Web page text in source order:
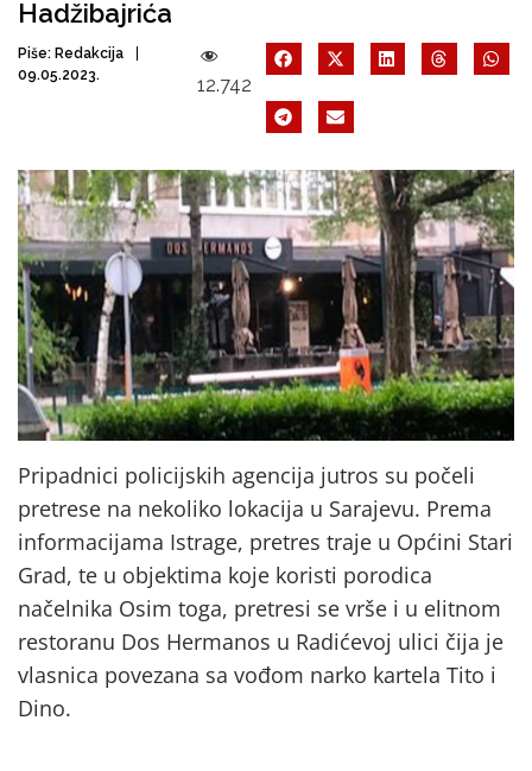
Hadžibajrića
Piše: Redakcija
09.05.2023.
12.742
Pripadnici policijskih agencija jutros su počeli
pretrese na nekoliko lokacija u Sarajevu. Prema
informacijama Istrage, pretres traje u Općini Stari
Grad, te u objektima koje koristi porodica
načelnika Osim toga, pretresi se vrše i u elitnom
restoranu Dos Hermanos u Radićevoj ulici čija je
vlasnica povezana sa vođom narko kartela Tito i
Dino.